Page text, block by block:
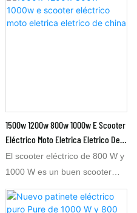
1500w 1200w 800w 1000w E Scooter
Eléctrico Moto Eletrica Eletrico De
China
El scooter eléctrico de 800 W y
1000 W es un buen scooter
eléctrico de 800 W y 1000 W.
Este scooter eléctrico de 1000